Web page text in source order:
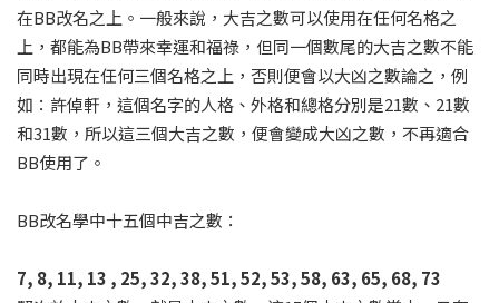
在BB改名之上。一般來說，大吉之數可以使用在任何名格之
上，都能為BB帶來幸運和福祿，但同一個數尾的大吉之數不能
同時出現在任何三個名格之上，否則便會以大凶之數論之，例
如：許倬軒，這個名字的人格、外格和總格分別是21數、21數
和31數，所以這三個大吉之數，便會變成大凶之數，不再適合
BB使用了。
BB改名學中十五個中吉之數：
7, 8, 11, 13 , 25, 32, 38, 51, 52, 53, 58, 63, 65, 68, 73